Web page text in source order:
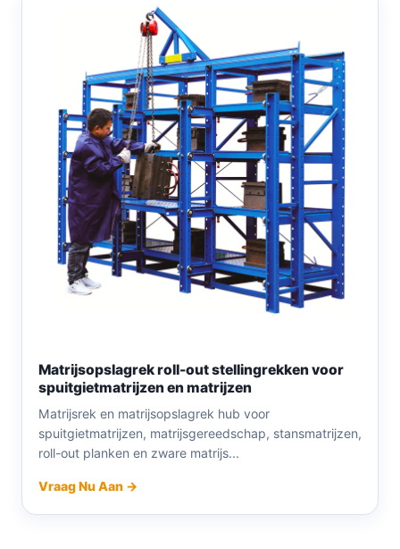
Matrijsopslagrek roll-out stellingrekken voor
spuitgietmatrijzen en matrijzen
Matrijsrek en matrijsopslagrek hub voor
spuitgietmatrijzen, matrijsgereedschap, stansmatrijzen,
roll-out planken en zware matrijs...
Vraag Nu Aan →